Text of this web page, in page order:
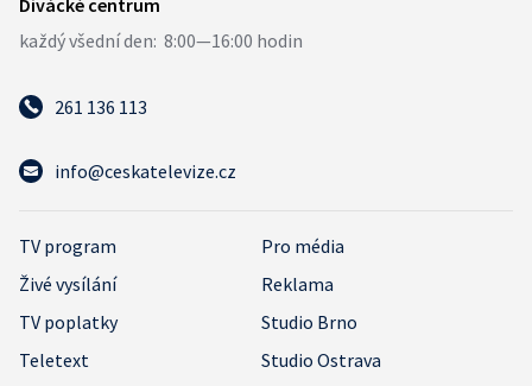
261 136 113
info@ceskatelevize.cz
TV program
Pro média
Živé vysílání
Reklama
TV poplatky
Studio Brno
Teletext
Studio Ostrava